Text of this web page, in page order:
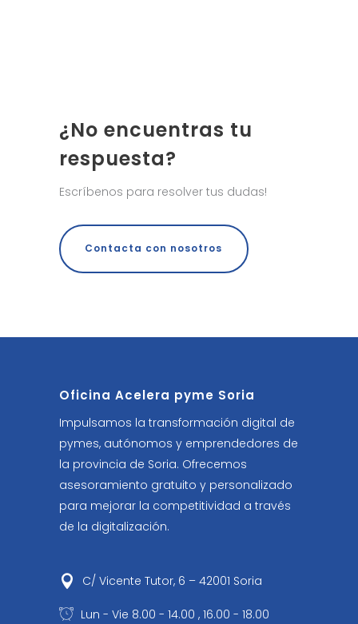
¿No encuentras tu
respuesta?
Escríbenos para resolver tus dudas!
Contacta con nosotros
Oficina Acelera pyme Soria
Impulsamos la transformación digital de
pymes, autónomos y emprendedores de
la provincia de Soria. Ofrecemos
asesoramiento gratuito y personalizado
para mejorar la competitividad a través
de la digitalización.
C/ Vicente Tutor, 6 – 42001 Soria
Lun - Vie 8.00 - 14.00 , 16.00 - 18.00